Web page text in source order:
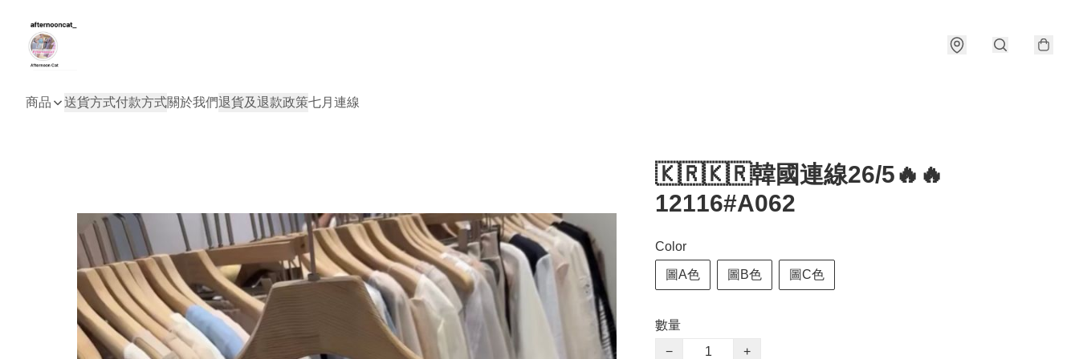
商品 送貨方式付款方式關於我們退貨及退款政策七月連線
🇰🇷🇰🇷韓國連線26/5🔥🔥
12116#A062
Color
圖A色 圖B色 圖C色
數量
−
+